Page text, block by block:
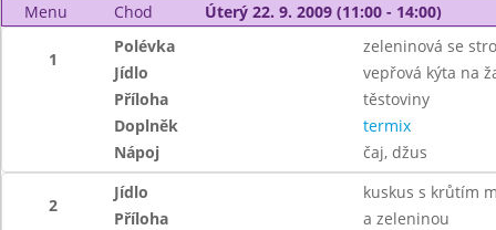
Menu
Chod Úterý 22. 9. 2009 (11:00 - 14:00)
1
Polévka
zeleninová se
Jídlo
vepřová kýta na
Příloha
těstoviny
Doplněk
termix
Nápoj
čaj, džus
2
Jídlo
kuskus s krůtím
Příloha
a zeleninou